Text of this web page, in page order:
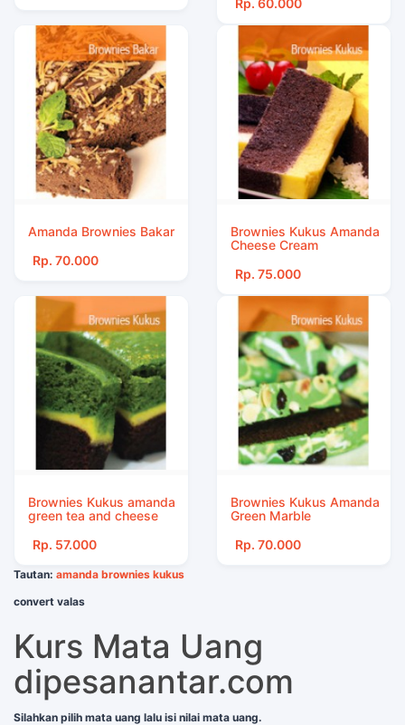
Rp. 60.000
Amanda Brownies Bakar
Rp. 70.000
Brownies Kukus Amanda
Cheese Cream
Rp. 75.000
Brownies Kukus amanda
green tea and cheese
Rp. 57.000
Brownies Kukus Amanda
Green Marble
Rp. 70.000
Tautan: amanda brownies kukus
convert valas
Kurs Mata Uang
dipesanantar.com
Silahkan pilih mata uang lalu isi nilai mata uang.